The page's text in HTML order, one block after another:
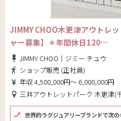
JIMMY CHOO木更津アウトレ
ャー募集】＊年間休日120…
JIMMY CHOO｜ジミー チュウ
ショップ販売 (正社員)
年収 4,500,000円～ 6,000,000円
三井アウトレットパーク 木更津(
世界的ラグジュアリーブランドで次